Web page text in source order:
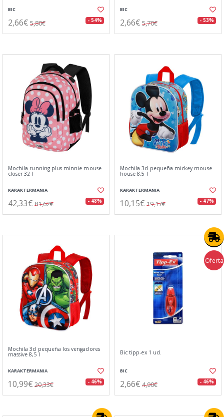
BIC
2,66€ 5,80€ - 54%
BIC
2,66€ 5,70€ - 53%
Mochila running plus minnie mouse
closer 32 l
KARAKTERMANIA
42,33€ 81,62€ - 48%
Mochila 3d pequeña mickey mouse
house 8,5 l
KARAKTERMANIA
10,15€ 19,17€ - 47%
Mochila 3d pequeña los vengadores
massive 8,5 l
KARAKTERMANIA
10,99€ 20,33€ - 46%
Oferta
Bic tipp-ex 1 ud.
BIC
2,66€ 4,90€ - 46%